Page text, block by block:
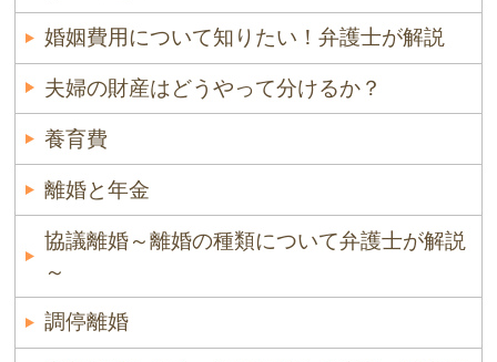
婚姻費用について知りたい！弁護士が解説
夫婦の財産はどうやって分けるか？
養育費
離婚と年金
協議離婚～離婚の種類について弁護士が解説
～
調停離婚